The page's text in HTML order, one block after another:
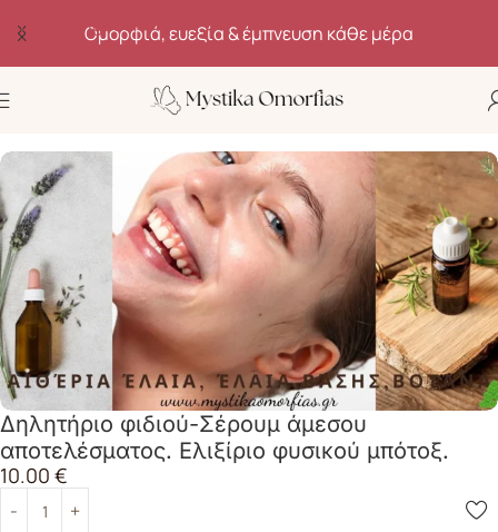
Skip to navigation
Skip to main content
Ομορφιά, ευεξία & έμπνευση κάθε μέρα
Αρχική σελίδα Kαλλυντικά Σύσφιξη
Δηλητήριο φιδιού-Σέρουμ άμεσου
αποτελέσματος. Ελιξίριο φυσικού μπότοξ.
10.00 €